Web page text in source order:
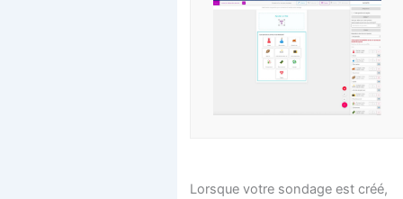
Lorsque votre sondage est créé,